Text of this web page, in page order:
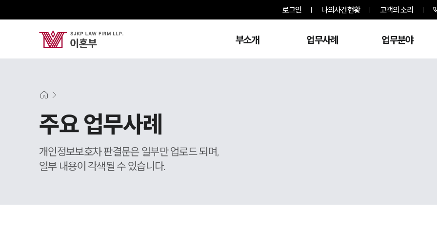
로그인 나의사건현황 고객의 소리
부소개 업무사례 업무분야
주요 업무사례
개인정보보호차 판결문은 일부만 업로드 되며,
일부 내용이 각색될 수 있습니다.